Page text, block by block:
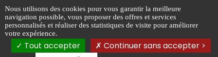
Mentions légales
Politique de confidentialité
Gestion des cookies
Nous utilisons des cookies pour vous garantir la meilleure
navigation possible, vous proposer des offres et services
personnalisés et réaliser des statistiques de visite pour améliorer
votre expérience.
Tout accepter
Continuer sans accepter >